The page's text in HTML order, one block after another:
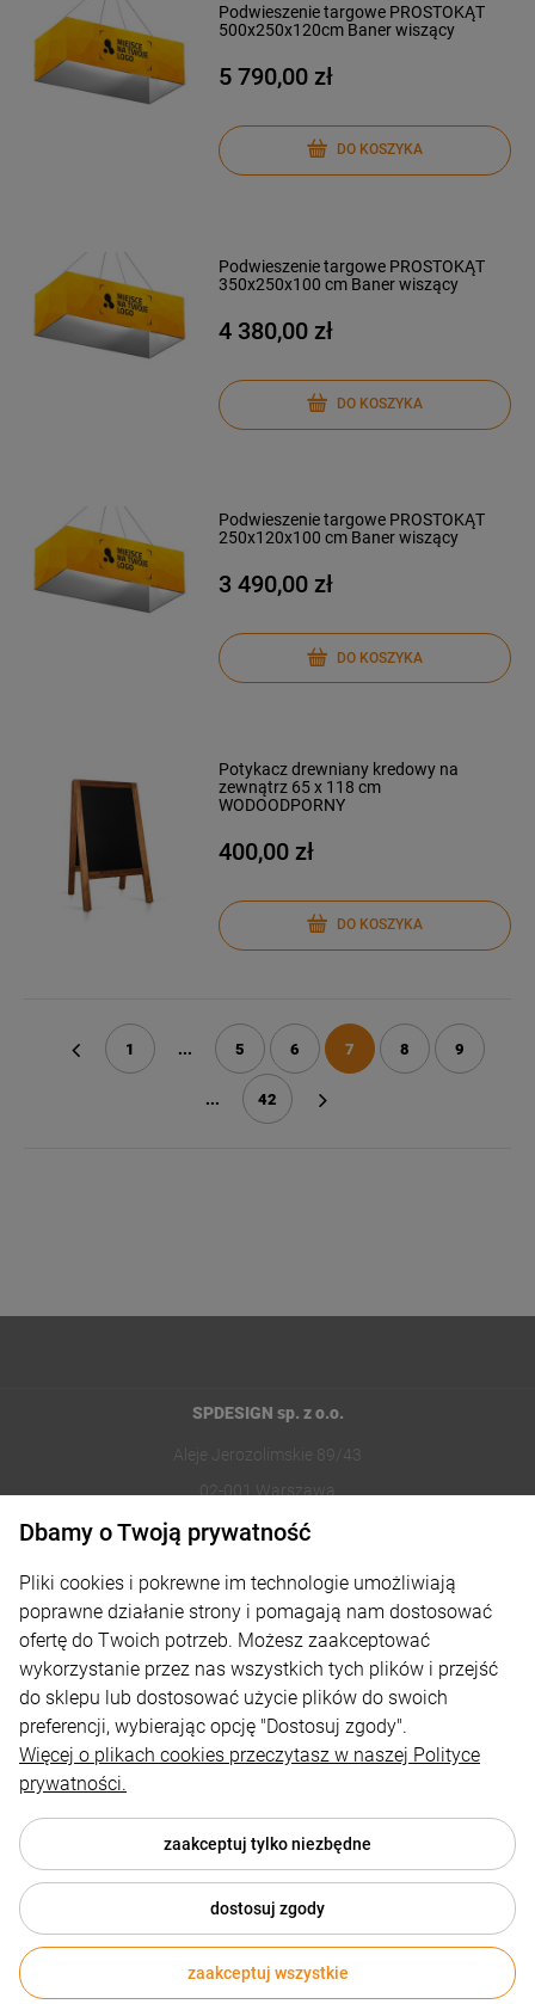
Podwieszenie targowe PROSTOKĄT
500x250x120cm Baner wiszący
5 790,00 zł
DO KOSZYKA
Podwieszenie targowe PROSTOKĄT
350x250x100 cm Baner wiszący
4 380,00 zł
DO KOSZYKA
Podwieszenie targowe PROSTOKĄT
250x120x100 cm Baner wiszący
3 490,00 zł
DO KOSZYKA
Potykacz drewniany kredowy na
zewnątrz 65 x 118 cm
WODOODPORNY
400,00 zł
DO KOSZYKA
1 ... 5 6 7 8 9
... 42
SPDESIGN sp. z o.o.
Aleje Jerozolimskie 89/43
02-001 Warszawa
sklep@reklamydrukarnia.pl
Moje konto
Płatności i dostawa
Informacje
© 2026 reklamydrukarnia.pl . Wszelkie prawa zastrzeżone.
Shoper.pl
Dbamy o Twoją prywatność
Pliki cookies i pokrewne im technologie umożliwiają
poprawne działanie strony i pomagają nam dostosować
ofertę do Twoich potrzeb. Możesz zaakceptować
wykorzystanie przez nas wszystkich tych plików i przejść
do sklepu lub dostosować użycie plików do swoich
preferencji, wybierając opcję "Dostosuj zgody".
Więcej o plikach cookies przeczytasz w naszej Polityce
prywatności.
zaakceptuj tylko niezbędne
dostosuj zgody
zaakceptuj wszystkie